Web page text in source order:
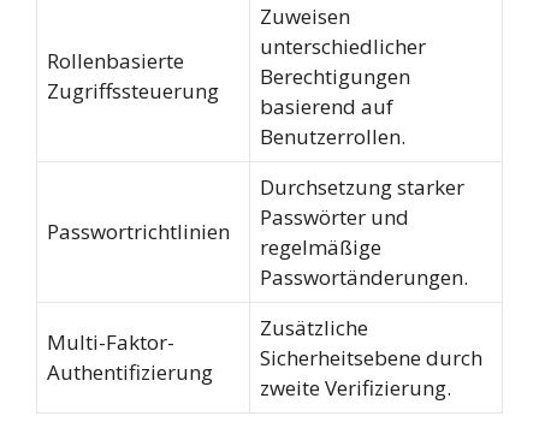
Rollenbasierte
Zugriffssteuerung
Zuweisen
unterschiedlicher
Berechtigungen
basierend auf
Benutzerrollen.
Passwortrichtlinien
Durchsetzung starker
Passwörter und
regelmäßige
Passwortänderungen.
Multi-Faktor-
Authentifizierung
Zusätzliche
Sicherheitsebene durch
zweite Verifizierung.